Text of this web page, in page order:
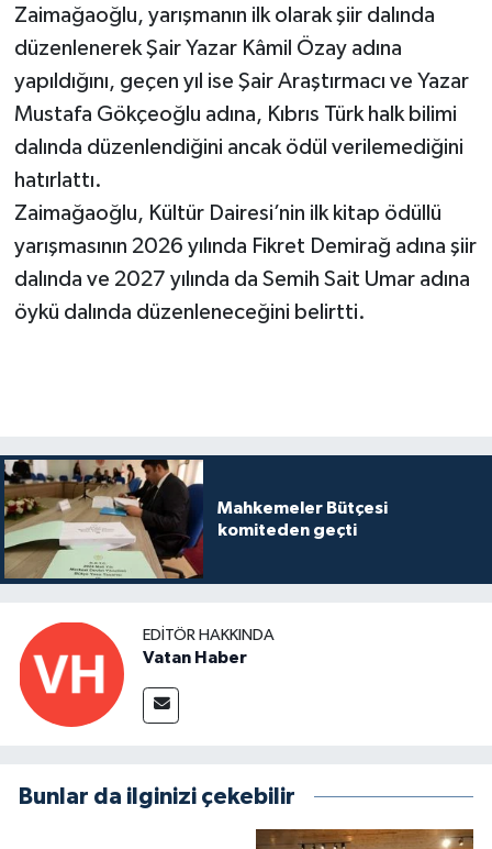
Zaimağaoğlu, yarışmanın ilk olarak şiir dalında
düzenlenerek Şair Yazar Kâmil Özay adına
yapıldığını, geçen yıl ise Şair Araştırmacı ve Yazar
Mustafa Gökçeoğlu adına, Kıbrıs Türk halk bilimi
dalında düzenlendiğini ancak ödül verilemediğini
hatırlattı.
Zaimağaoğlu, Kültür Dairesi’nin ilk kitap ödüllü
yarışmasının 2026 yılında Fikret Demirağ adına şiir
dalında ve 2027 yılında da Semih Sait Umar adına
öykü dalında düzenleneceğini belirtti.
Mahkemeler Bütçesi
komiteden geçti
EDITÖR HAKKINDA
Vatan Haber
Bunlar da ilginizi çekebilir